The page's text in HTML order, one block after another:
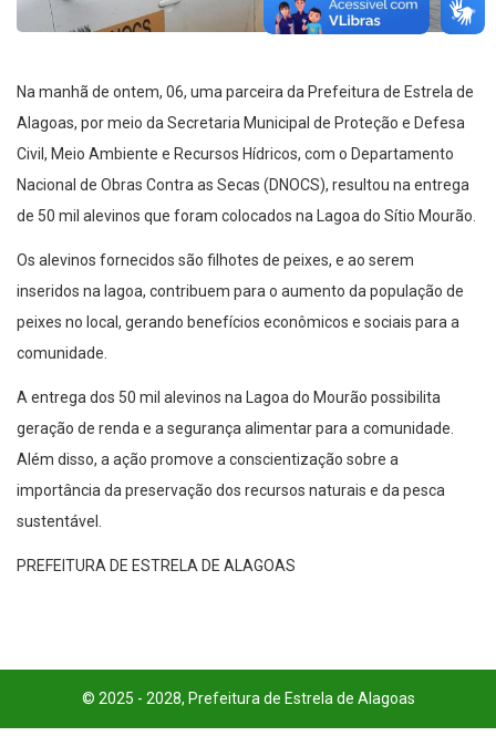
Na manhã de ontem, 06, uma parceira da Prefeitura de Estrela de
Alagoas, por meio da Secretaria Municipal de Proteção e Defesa
Civil, Meio Ambiente e Recursos Hídricos, com o Departamento
Nacional de Obras Contra as Secas (DNOCS), resultou na entrega
de 50 mil alevinos que foram colocados na Lagoa do Sítio Mourão.
Os alevinos fornecidos são filhotes de peixes, e ao serem
inseridos na lagoa, contribuem para o aumento da população de
peixes no local, gerando benefícios econômicos e sociais para a
comunidade.
A entrega dos 50 mil alevinos na Lagoa do Mourão possibilita
geração de renda e a segurança alimentar para a comunidade.
Além disso, a ação promove a conscientização sobre a
importância da preservação dos recursos naturais e da pesca
sustentável.
PREFEITURA DE ESTRELA DE ALAGOAS
© 2025 - 2028, Prefeitura de Estrela de Alagoas